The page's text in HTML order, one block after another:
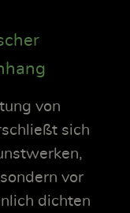
von
sich
vor
dichten